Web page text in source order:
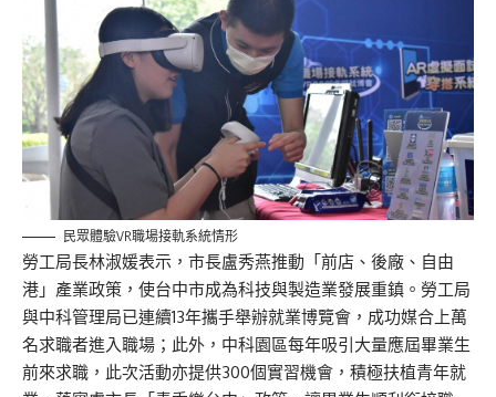
民眾體驗VR職場接軌系統情形
勞工局長林淑媛表示，市長盧秀燕推動「前店、後廠、自由
港」產業政策，使台中市成為科技與製造業發展重鎮。勞工局
與中科管理局已連續13年攜手舉辦就業博覽會，成功媒合上萬
名求職者進入職場；此外，中科園區每年吸引大量應屆畢業生
前來求職，此次活動亦提供300個實習機會，積極扶植青年就